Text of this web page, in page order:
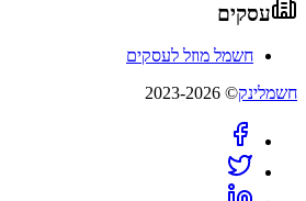
עסקים
חשמל מוזל לעסקים
חשמלינק© 2023-2026